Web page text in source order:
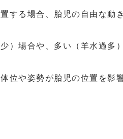
する場合、胎児の自由な動
）場合や、多い（羊水過多
位や姿勢が胎児の位置を影